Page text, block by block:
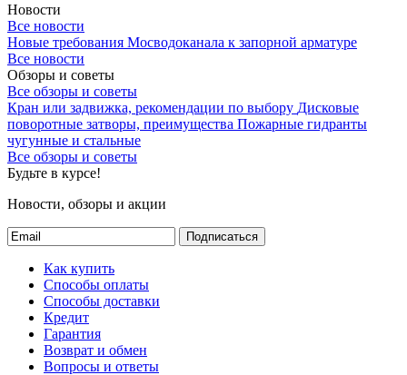
Новости
Все новости
Новые требования Мосводоканала к запорной арматуре
Все новости
Обзоры и советы
Все обзоры и советы
Кран или задвижка, рекомендации по выбору Дисковые
поворотные затворы, преимущества Пожарные гидранты
чугунные и стальные
Все обзоры и советы
Будьте в курсе!
Новости, обзоры и акции
Подписаться
Как купить
Способы оплаты
Способы доставки
Кредит
Гарантия
Возврат и обмен
Вопросы и ответы